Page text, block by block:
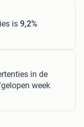
is 9,2%
in de
week